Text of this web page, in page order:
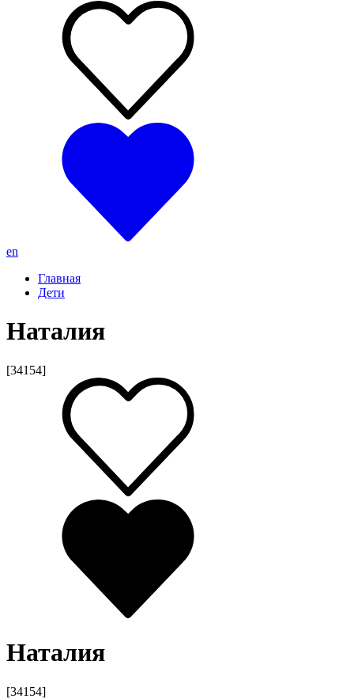
en
Главная
Дети
Наталия
[34154]
Наталия
[34154]